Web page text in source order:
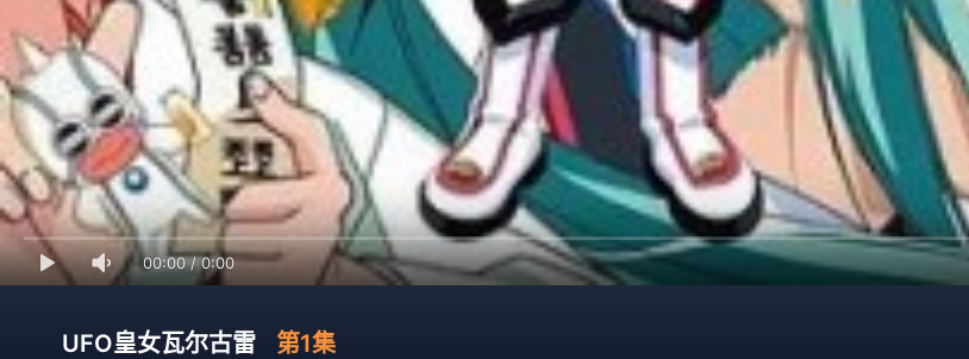
00:00/0:00
UFO皇女瓦尔古雷 第1集